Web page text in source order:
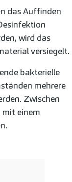
das Auffinden
wird das
versiegelt.
bakterielle
mehrere
Zwischen
mit einem